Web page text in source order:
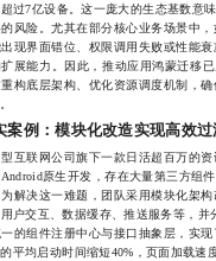
过7亿设备。这一庞大的生态基数意
风险。尤其在部分核心业务场景中
现界面错位、权限调用失败或性能
展能力。因此，推动应用鸿蒙迁移
构底层架构、优化资源调度机制，
案例：模块化改造实现高效过
联网公司旗下一款日活超百万的资
原生开发，存在大量第三方组
解决这一难题，团队采用模块化架
户交互、数据缓存、推送服务等，
的组件注册中心与接口抽象层，实
平均启动时间缩短40%，页面加载速